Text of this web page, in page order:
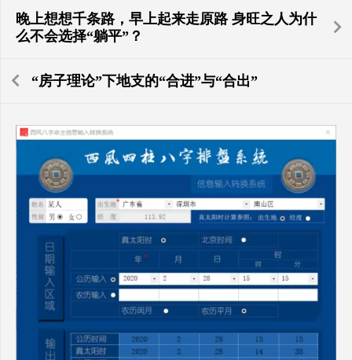
晚上想想千条路，早上起来走原路 身旺之人为什
么不会选择“躺平”？
“房子理论”下地支的“合进”与“合出”